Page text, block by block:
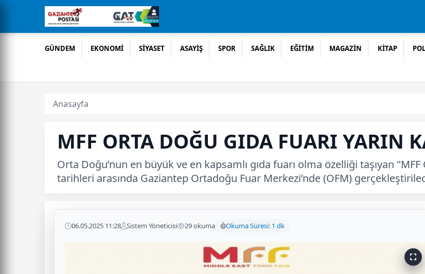
GÜNDEM EKONOMİ SİYASET ASAYİŞ SPOR SAĞLIK EĞİTİM MAGAZİN KİTAP
Anasayfa
MFF ORTA DOĞU GIDA FUARI YARIN
Orta Doğu’nun en büyük ve en kapsamlı gıda fuarı olma özelliği taşıyan "MFF
tarihleri arasında Gaziantep Ortadoğu Fuar Merkezi’nde (OFM)
06.05.2025 11:28 Sistem Yöneticisi 29 okuma Okuma Süresi: 1 dk